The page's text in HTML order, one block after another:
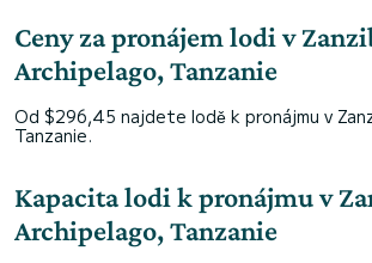
Ceny za pronájem lodi v
Archipelago, Tanzanie
Od $296,45 najdete lodě k pronájmu v
Tanzanie.
Kapacita lodi k pronájmu v
Archipelago, Tanzanie